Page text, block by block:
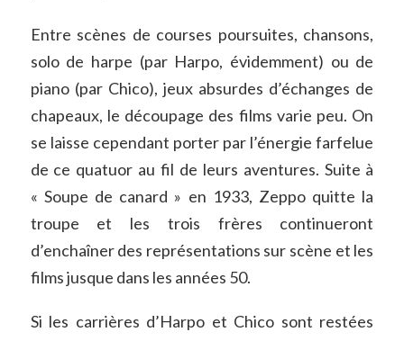
Entre scènes de courses poursuites, chansons,
solo de harpe (par Harpo, évidemment) ou de
piano (par Chico), jeux absurdes d’échanges de
chapeaux, le découpage des films varie peu. On
se laisse cependant porter par l’énergie farfelue
de ce quatuor au fil de leurs aventures. Suite à
« Soupe de canard » en 1933, Zeppo quitte la
troupe et les trois frères continueront
d’enchaîner des représentations sur scène et les
films jusque dans les années 50.
Si les carrières d’Harpo et Chico sont restées